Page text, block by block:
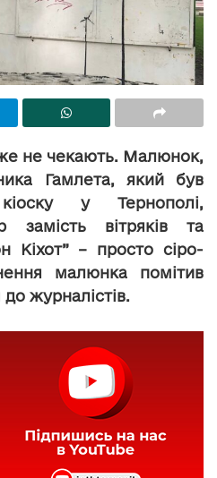
не чекають. Малюнок,
Гамлета, який був
у Тернополі,
замість вітряків та
Кіхот” – просто сіро-
малюнка помітив
журналістів.